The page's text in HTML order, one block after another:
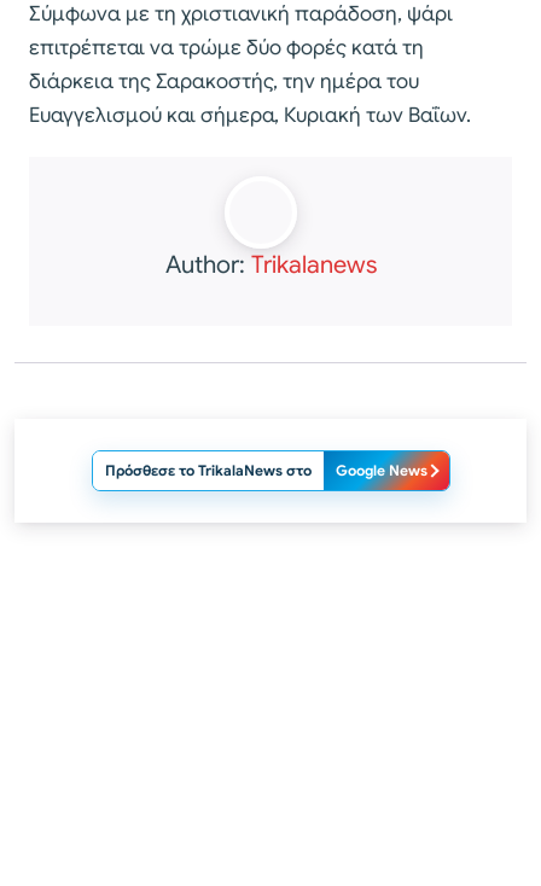
Σύμφωνα με τη χριστιανική παράδοση, ψάρι
επιτρέπεται να τρώμε δύο φορές κατά τη
διάρκεια της Σαρακοστής, την ημέρα του
Ευαγγελισμού και σήμερα, Κυριακή των Βαΐων.
Author: Trikalanews
Πρόσθεσε το TrikalaNews στο Google News